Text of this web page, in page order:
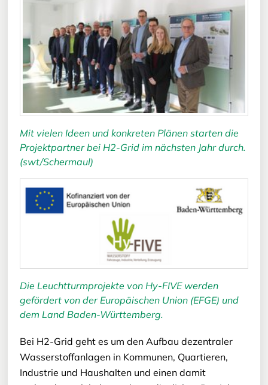
Mit vielen Ideen und konkreten Plänen starten die
Projektpartner bei H2-Grid im nächsten Jahr durch.
(swt/Schermaul)
Die Leuchtturmprojekte von Hy-FIVE werden
gefördert von der Europäischen Union (EFGE) und
dem Land Baden-Württemberg.
Bei H2-Grid geht es um den Aufbau dezentraler
Wasserstoffanlagen in Kommunen, Quartieren,
Industrie und Haushalten und einen damit